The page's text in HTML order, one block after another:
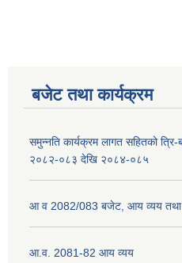
बजेट तथा कार्यक्रम
समुन्नति कार्यक्रम लागत सहितको त्रि-
२०८२-०८३ देखि २०८४-०८५
आ व 2082/083 बजेट, आय व्यय तथा
आ.व. 2081-82 आय व्यय